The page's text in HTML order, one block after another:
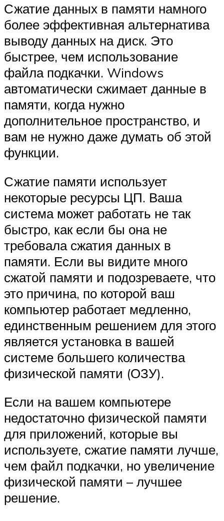
Сжатие данных в памяти намного
более эффективная альтернатива
выводу данных на диск. Это
быстрее, чем использование
файла подкачки. Windows
автоматически сжимает данные в
памяти, когда нужно
дополнительное пространство, и
вам не нужно даже думать об этой
функции.
Сжатие памяти использует
некоторые ресурсы ЦП. Ваша
система может работать не так
быстро, как если бы она не
требовала сжатия данных в
памяти. Если вы видите много
сжатой памяти и подозреваете, что
это причина, по которой ваш
компьютер работает медленно,
единственным решением для этого
является установка в вашей
системе большего количества
физической памяти (ОЗУ).
Если на вашем компьютере
недостаточно физической памяти
для приложений, которые вы
используете, сжатие памяти лучше,
чем файл подкачки, но увеличение
физической памяти – лучшее
решение.